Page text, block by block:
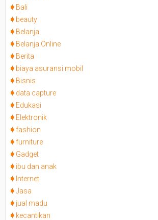
Bali
beauty
Belanja
Belanja Online
Berita
biaya asuransi mobil
Bisnis
data capture
Edukasi
Elektronik
fashion
furniture
Gadget
ibu dan anak
Internet
Jasa
jual madu
kecantikan